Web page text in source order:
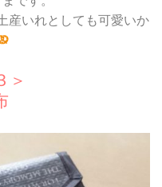
産いれとしても可愛いか
＞